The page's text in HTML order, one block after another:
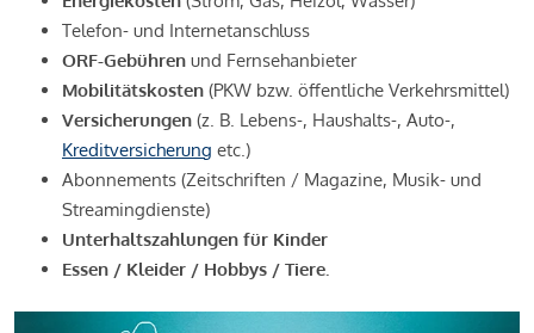
Telefon- und Internetanschluss
ORF-Gebühren und Fernsehanbieter
Mobilitätskosten (PKW bzw. öffentliche Verkehrsmittel)
Versicherungen (z. B. Lebens-, Haushalts-, Auto-,
Kreditversicherung etc.)
Abonnements (Zeitschriften / Magazine, Musik- und
Streamingdienste)
Unterhaltszahlungen für Kinder
Essen / Kleider / Hobbys / Tiere.